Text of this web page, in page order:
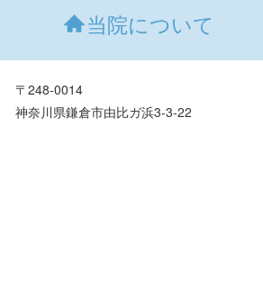
当院について
〒248-0014
神奈川県鎌倉市由比ガ浜3-3-22